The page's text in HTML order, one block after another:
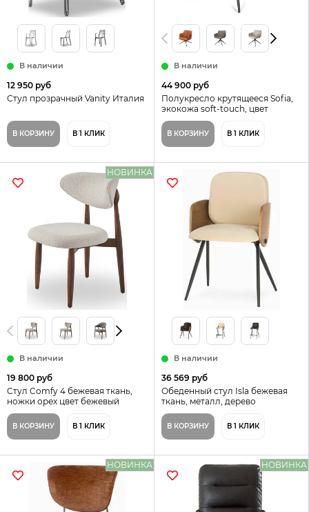
В наличии
12 950 руб
Стул прозрачный Vanity Италия
В КОРЗИНУ В 1 КЛИК
В наличии
44 900 руб
Полукресло крутящееся Sofia,
экокожа soft-touch, цвет
терракотовый
В КОРЗИНУ В 1 КЛИК
НОВИНКА
В наличии
19 800 руб
Cтул Comfy 4 бежевая ткань,
ножки орех цвет бежевый
В КОРЗИНУ В 1 КЛИК
В наличии
36 569 руб
Обеденный стул Isla бежевая
ткань, металл, дерево
В КОРЗИНУ В 1 КЛИК
НОВИНКА НОВИНКА